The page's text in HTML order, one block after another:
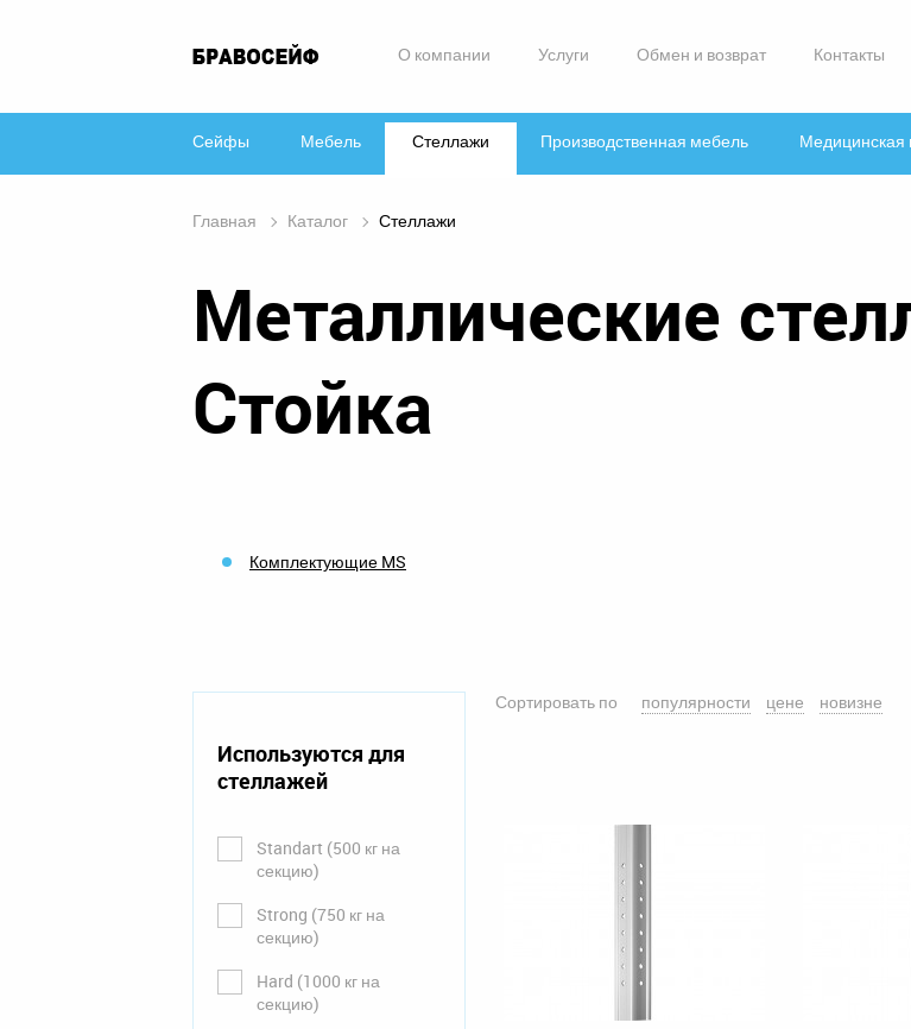
О компании Услуги Обмен и возврат Контакты
Сейфы Мебель Стеллажи Производственная мебель Медицинская
Главная Каталог Стеллажи
Металлические
Стойка
Комплектующие MS
Используются для
стеллажей
Standart (500 кг на
секцию)
Strong (750 кг на
секцию)
Hard (1000 кг на
секцию)
Сортировать по популярности цене новизне